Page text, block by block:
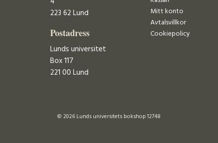
223 62 Lund
Postadress
Lunds universitet
Box 117
221 00 Lund
Mitt konto
Avtalsvillkor
Cookiepolicy
© 2026 Lunds universitets bokshop 12748